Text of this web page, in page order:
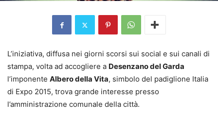
L’iniziativa, diffusa nei giorni scorsi sui social e sui canali di
stampa, volta ad accogliere a Desenzano del Garda
l’imponente Albero della Vita, simbolo del padiglione Italia
di Expo 2015, trova grande interesse presso
l’amministrazione comunale della città.